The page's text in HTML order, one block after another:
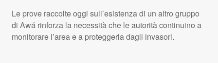
Le prove raccolte oggi sull’esistenza di un altro gruppo
di Awá rinforza la necessità che le autorità continuino a
monitorare l’area e a proteggerla dagli invasori.